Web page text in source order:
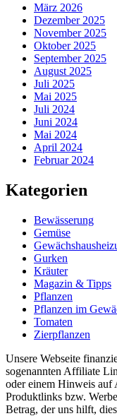
März 2026
Dezember 2025
November 2025
Oktober 2025
September 2025
August 2025
Juli 2025
Mai 2025
Juli 2024
Juni 2024
Mai 2024
April 2024
Februar 2024
Kategorien
Bewässerung
Gemüse
Gurken
Kräuter
Magazin & Tipps
Pflanzen
Pflanzen im
Tomaten
Zierpflanzen
Unsere Webseite
sogenannten Affiliate
oder einem Hinweis
Produktlinks bzw.
Betrag, der uns hilft,